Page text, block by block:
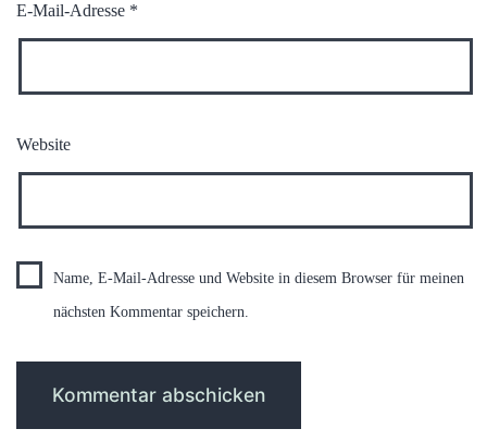
E-Mail-Adresse *
Website
Name, E-Mail-Adresse und Website in diesem Browser für meinen
nächsten Kommentar speichern.